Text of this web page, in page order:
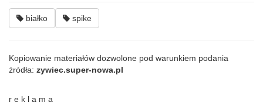
białko spike
Kopiowanie materiałów dozwolone pod warunkiem podania
źródła: zywiec.super-nowa.pl
r e k l a m a